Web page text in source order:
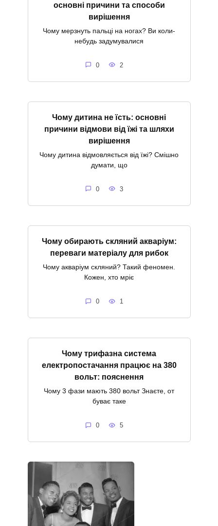
основні причини та способи
вирішення
Чому мерзнуть пальці на ногах? Ви коли-
небудь задумувалися
0 2
Чому дитина не їсть: основні
причини відмови від їжі та шляхи
вирішення
Чому дитина відмовляється від їжі? Смішно
думати, що
0 3
Чому обирають скляний акваріум:
переваги матеріалу для рибок
Чому акваріум скляний? Такий феномен.
Кожен, хто мріє
0 1
Чому трифазна система
електропостачання працює на 380
вольт: пояснення
Чому 3 фази мають 380 вольт Знаєте, от
буває таке
0 5